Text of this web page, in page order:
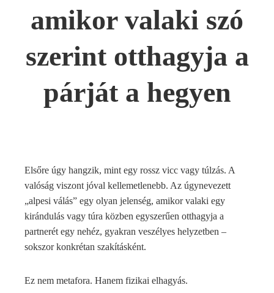
amikor valaki szó
szerint otthagyja a
párját a hegyen
Elsőre úgy hangzik, mint egy rossz vicc vagy túlzás. A
valóság viszont jóval kellemetlenebb. Az úgynevezett
„alpesi válás” egy olyan jelenség, amikor valaki egy
kirándulás vagy túra közben egyszerűen otthagyja a
partnerét egy nehéz, gyakran veszélyes helyzetben –
sokszor konkrétan szakításként.
Ez nem metafora. Hanem fizikai elhagyás.